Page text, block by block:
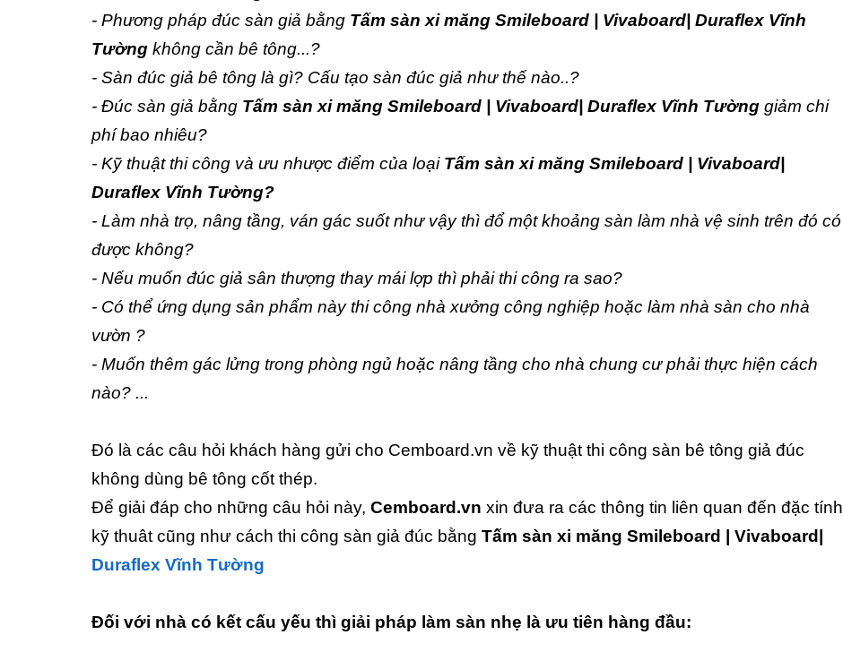
- Phương pháp đúc sàn giả bằng Tấm sàn xi măng Smileboard | Vivaboard| Duraflex Vĩnh
Tường không cần bê tông...?
- Sàn đúc giả bê tông là gì? Cấu tạo sàn đúc giả như thế nào..?
- Đúc sàn giả bằng Tấm sàn xi măng Smileboard | Vivaboard| Duraflex Vĩnh Tường giảm chi
phí bao nhiêu?
- Kỹ thuật thi công và ưu nhược điểm của loại Tấm sàn xi măng Smileboard | Vivaboard|
Duraflex Vĩnh Tường?
- Làm nhà trọ, nâng tầng, ván gác suốt như vậy thì đổ một khoảng sàn làm nhà vệ sinh trên đó có
được không?
- Nếu muốn đúc giả sân thượng thay mái lợp thì phải thi công ra sao?
- Có thể ứng dụng sản phẩm này thi công nhà xưởng công nghiệp hoặc làm nhà sàn cho nhà
vườn ?
- Muốn thêm gác lửng trong phòng ngủ hoặc nâng tầng cho nhà chung cư phải thực hiện cách
nào? ...
Ðó là các câu hỏi khách hàng gửi cho Cemboard.vn về kỹ thuật thi công sàn bê tông giả đúc
không dùng bê tông cốt thép.
Để giải đáp cho những câu hỏi này, Cemboard.vn xin đưa ra các thông tin liên quan đến đặc tính
kỹ thuât cũng như cách thi công sàn giả đúc bằng Tấm sàn xi măng Smileboard | Vivaboard|
Duraflex Vĩnh Tường
Đối với nhà có kết cấu yếu thì giải pháp làm sàn nhẹ là ưu tiên hàng đầu: